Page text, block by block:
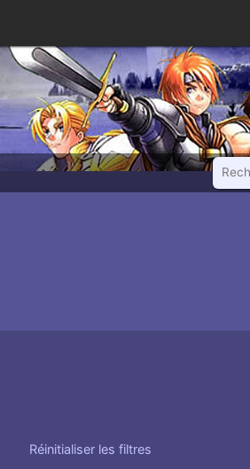
Réinitialiser les filtres